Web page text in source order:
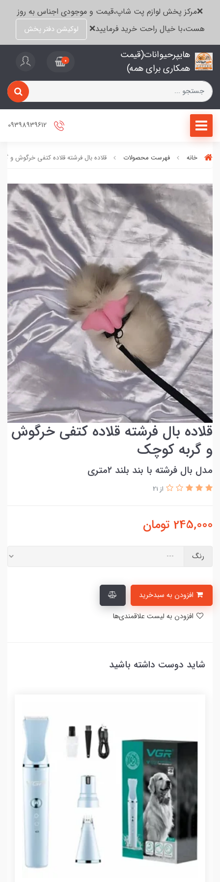
❌مرکز پخش لوازم پت شاپ،قیمت و موجودی اجناس به روز
هست،با خیال راحت خرید فرمایید❌
لوکیشن دفتر پخش
هایپرحیوانات(قیمت
همکاری برای همه)
0
خانه فهرست محصولات قلاده بال فرشته قلاده کتفی خرگوش و
قلاده بال فرشته قلاده کتفی خرگوش
و گربه کوچک
مدل بال فرشته با بند بلند ۲متری
از 21
245,000 تومان
رنگ
شاید دوست داشته باشید